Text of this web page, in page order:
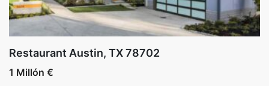
Restaurant Austin, TX 78702
1 Millón €